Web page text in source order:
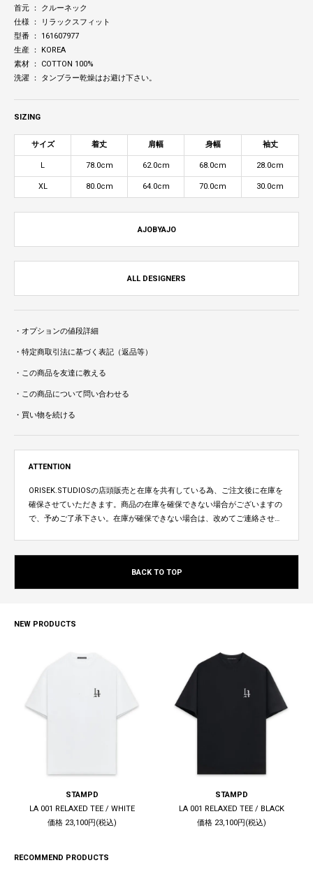
首元 ： クルーネック
仕様 ： リラックスフィット
型番 ： 161607977
生産 ： KOREA
素材 ： COTTON 100%
洗濯 ： タンブラー乾燥はお避け下さい。
SIZING
サイズ 着丈 肩幅 身幅 袖丈
L 78.0cm 62.0cm 68.0cm 28.0cm
XL 80.0cm 64.0cm 70.0cm 30.0cm
AJOBYAJO
ALL DESIGNERS
・オプションの値段詳細
・特定商取引法に基づく表記（返品等）
・この商品を友達に教える
・この商品について問い合わせる
・買い物を続ける
ATTENTION
ORISEK.STUDIOSの店頭販売と在庫を共有している為、ご注文後に在庫を
確保させていただきます。商品の在庫を確保できない場合がございますの
で、予めご了承下さい。在庫が確保できない場合は、改めてご連絡させて
BACK TO TOP
NEW PRODUCTS
STAMPD
LA 001 RELAXED TEE / WHITE
価格 23,100円(税込)
STAMPD
LA 001 RELAXED TEE / BLACK
価格 23,100円(税込)
RECOMMEND PRODUCTS